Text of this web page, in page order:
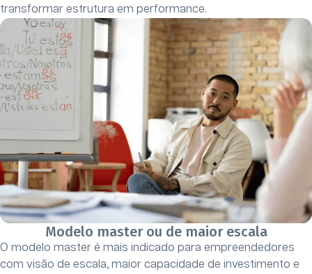
transformar estrutura em performance.
Modelo master ou de maior escala
O modelo master é mais indicado para empreendedores
com visão de escala, maior capacidade de investimento e